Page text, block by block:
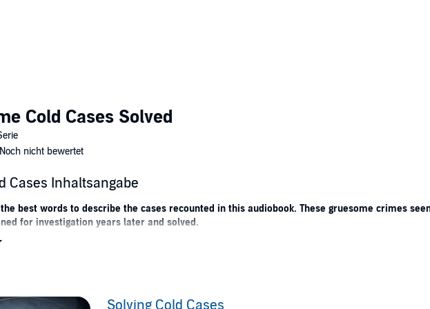
Cold Cases Solved
Noch nicht bewertet
Cases Inhaltsangabe
best words to describe the cases recounted in this audiobook. These gruesome crimes
for investigation years later and solved.
cases to the more obscure, the crimes and hardships that the victims had to suffer will send
this audiobook includes:
murder and disappearance cases.Solving Cold Cases